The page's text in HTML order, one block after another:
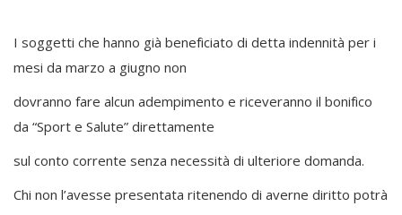
I soggetti che hanno già beneficiato di detta indennità per i
mesi da marzo a giugno non
dovranno fare alcun adempimento e riceveranno il bonifico
da “Sport e Salute” direttamente
sul conto corrente senza necessità di ulteriore domanda.
Chi non l’avesse presentata ritenendo di averne diritto potrà